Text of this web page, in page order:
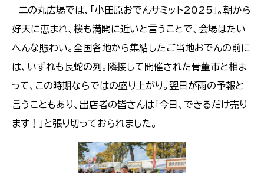
二の丸広場では、「小田原おでんサミット2025」。朝から
好天に恵まれ、桜も満開に近いと言うことで、会場はたい
へんな賑わい。全国各地から集結したご当地おでんの前に
は、いずれも長蛇の列。隣接して開催された骨董市と相ま
って、この時期ならではの盛り上がり。翌日が雨の予報と
言うこともあり、出店者の皆さんは「今日、できるだけ売り
ます！」と張り切っておられました。